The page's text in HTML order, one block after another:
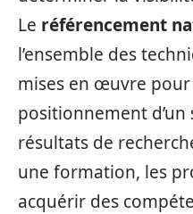
Le référencement
l’ensemble des
mises en œuvre
positionnement d’un
résultats de
une formation, les
acquérir des